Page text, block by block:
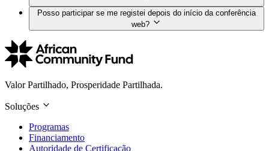
Posso participar se me registei depois do início da conferência
web?
Valor Partilhado, Prosperidade Partilhada.
Soluções
Programas
Financiamento
Autoridade de Certificação